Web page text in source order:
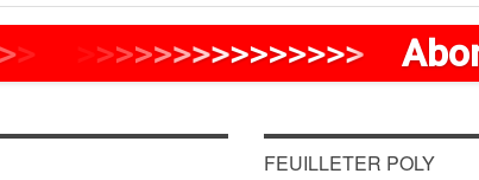
>> >>>>> >>>>>>>>
FEUILLETER POLY